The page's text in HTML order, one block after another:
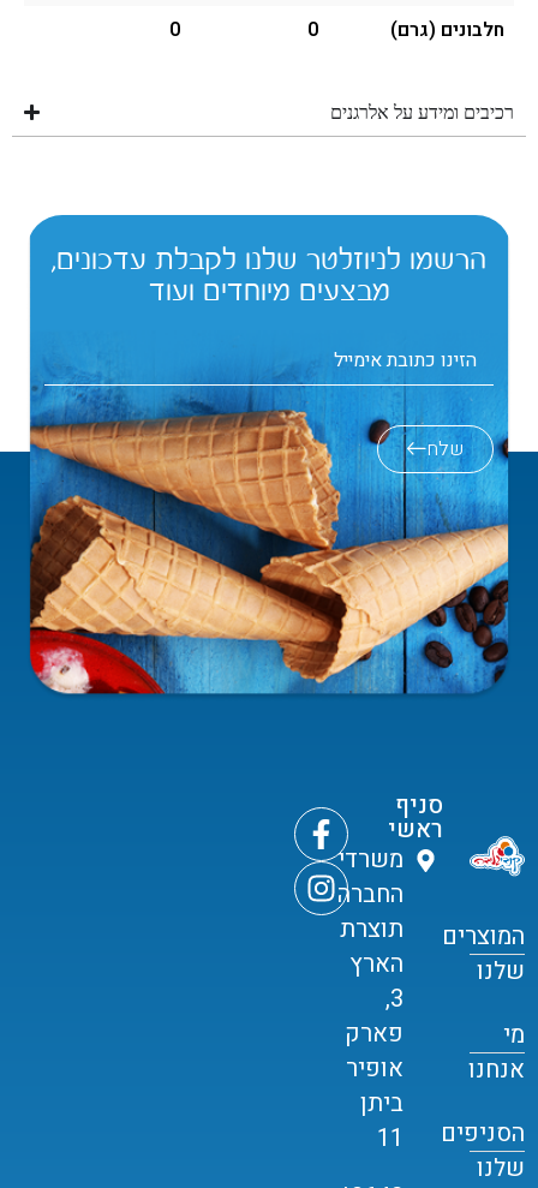
חלבונים (גרם)
0
0
רכיבים ומידע על אלרגנים
הרשמו לניוזלטר שלנו לקבלת עדכונים,
מבצעים מיוחדים ועוד
שלח
המוצרים
שלנו
מי
אנחנו
הסניפים
שלנו
סניף
ראשי
משרדי
החברה
תוצרת
הארץ
3,
פארק
אופיר
ביתן
11